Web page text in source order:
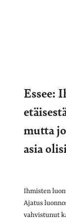
Essee:
mutta
asia
Ihmisten
Ajatus
vahvistunut